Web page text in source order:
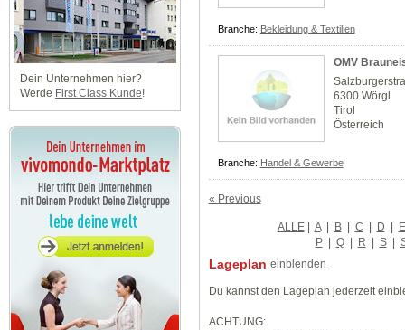
Dein Unternehmen hier?
Werde First Class Kunde!
Branche: Bekleidung & Textilien
OMV
6300 Wörgl
Tirol
Österreich
Branche: Handel & Gewerbe
« Previous
ALLE| A | B | C | D | E
P | Q | R | S |
Lageplan einblenden
Du kannst den Lageplan jederzeit
ACHTUNG: